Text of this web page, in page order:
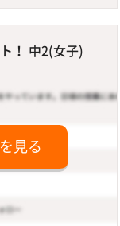
！ 中2(女子)
見る